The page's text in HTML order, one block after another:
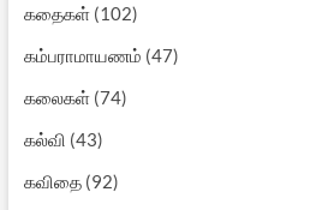
கதைகள்(102)
கம்பராமாயணம் (47)
கலைகள்(74)
கல்வி (43)
கவிதை(92)